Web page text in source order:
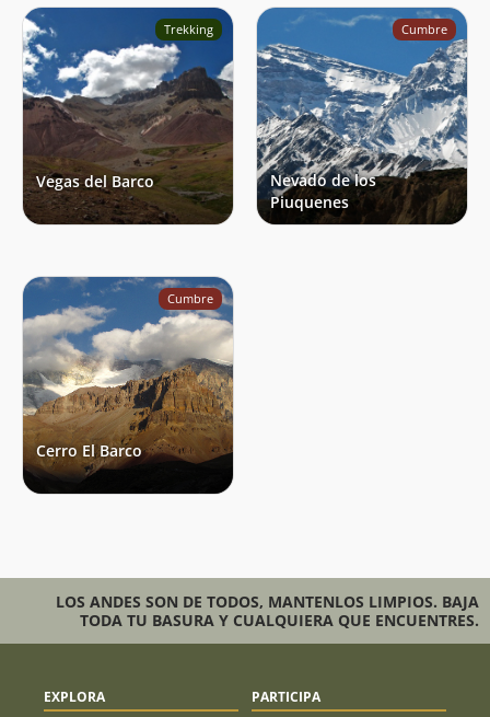
Trekking
Vegas del Barco
Cumbre
Nevado de los
Piuquenes
Cumbre
Cerro El Barco
LOS ANDES SON DE TODOS, MANTENLOS LIMPIOS. BAJA
TODA TU BASURA Y CUALQUIERA QUE ENCUENTRES.
EXPLORA PARTICIPA